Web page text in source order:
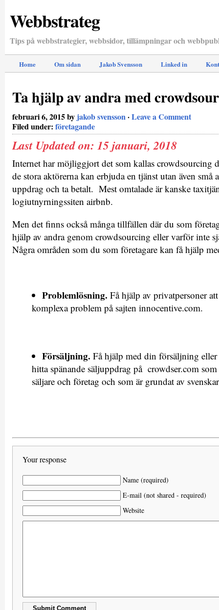
Webbstrateg
Tips på webbstrategier, webbsidor, tillämpningar och
Home Om sidan Jakob Svensson Linked in
Ta hjälp av andra med
februari 6, 2015 byjakob svensson·Leave a Comment
Filed under: företagande
Last Updated on: 15 januari, 2018
Internet har möjliggjort det som kallas crowdsourcing
de stora aktörerna kan erbjuda en tjänst utan även små
uppdrag och ta betalt. Mest omtalade är kanske
logiutnyrningssiten airbnb.
Men det finns också många tillfällen där du som
hjälp av andra genom crowdsourcing eller varför inte
Några områden som du som företagare kan få hjälp
Problemlösning. Få hjälp av privatpersoner
komplexa problem på sajten innocentive.com.
Försäljning. Få hjälp med din försäljning
hitta spänande säljuppdrag på crowdser.com
säljare och företag och som är grundat av
Your response
Name (required)
E-mail (not shared - required)
Website